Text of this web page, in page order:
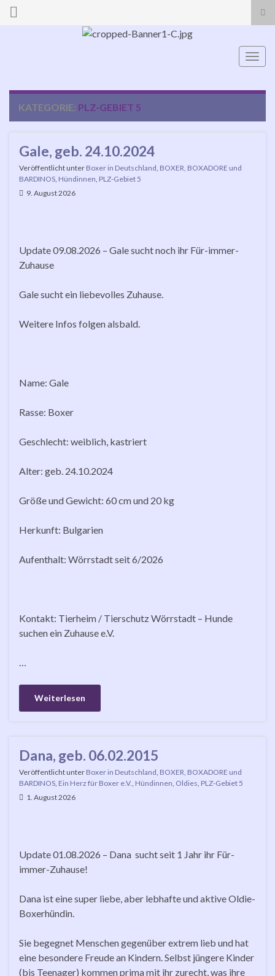
Search for:
KATEGORIE: PLZ-GEBIET 5
Gale, geb. 24.10.2024
Veröffentlicht unter Boxer in Deutschland BOXER, BOXADORE und
BARDINOS Hündinnen PLZ-Gebiet 5
9. August 2026
Update 09.08.2026 – Gale sucht noch ihr Für-immer-
Zuhause
Gale sucht ein liebevolles Zuhause.
Weitere Infos folgen alsbald.
Name: Gale
Rasse: Boxer
Geschlecht: weiblich, kastriert
Alter: geb. 24.10.2024
Größe und Gewicht: 60 cm und 20 kg
Herkunft: Bulgarien
Aufenthalt: Wörrstadt seit 6/2026
Kontakt: Tierheim / Tierschutz Wörrstadt – Hunde
suchen ein Zuhause e.V.
…
Weiterlesen
Dana, geb. 06.02.2015
Veröffentlicht unter Boxer in Deutschland BOXER, BOXADORE und
BARDINOS Ein Herz für Boxer e.V. Hündinnen Oldies PLZ-Gebiet 5
1. August 2026
Update 01.08.2026 – Dana sucht seit 1 Jahr ihr Für-
immer-Zuhause!
Dana ist eine super liebe, aber lebhafte und aktive Oldie-
Boxerhündin.
Sie begegnet Menschen gegenüber extrem lieb und hat
eine besondere Freude an Kindern. Selbst jüngere Kinder
(bis Teenager) kommen prima mit ihr zurecht, was ihre